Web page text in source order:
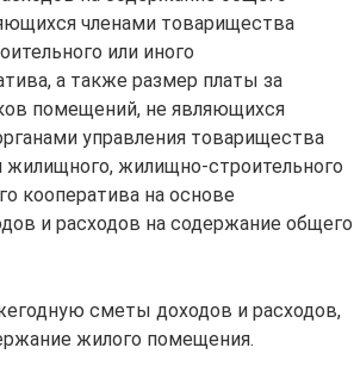
членами товарищества
или иного
а также размер платы за
помещений, не являющихся
управления товарищества
жилищного, жилищно-строительного
кооператива на основе
и расходов на содержание общего
сметы доходов и расходов,
жилого помещения.